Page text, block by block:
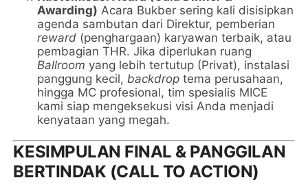
Awarding) Acara Bukber sering kali disisipkan
agenda sambutan dari Direktur, pemberian
reward (penghargaan) karyawan terbaik, atau
pembagian THR. Jika diperlukan ruang
Ballroom yang lebih tertutup (Privat), instalasi
panggung kecil,backdrop tema perusahaan,
hingga MC profesional, tim spesialis MICE
kami siap mengeksekusi visi Anda menjadi
kenyataan yang megah.
KESIMPULAN FINAL & PANGGILAN
BERTINDAK (CALL TO ACTION)